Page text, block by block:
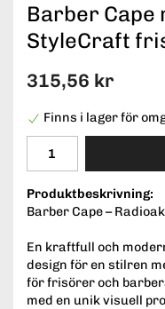
Barber
StyleCraft
315,56 kr
Finns i lager för
Produktbeskrivning:
Barber Cape –
En kraftfull och
design för en stilren
för frisörer och
med en unik visuell